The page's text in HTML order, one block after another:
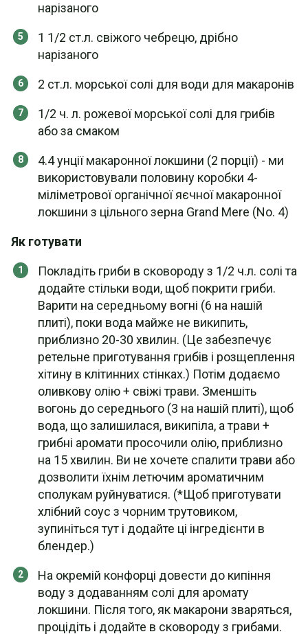
нарізаного
1 1/2 ст.л. свіжого чебрецю, дрібно
нарізаного
2 ст.л. морської солі для води для макаронів
1/2 ч. л. рожевої морської солі для грибів
або за смаком
4.4 унції макаронної локшини (2 порції) - ми
використовували половину коробки 4-
міліметрової органічної яєчної макаронної
локшини з цільного зерна Grand Mere (No. 4)
Як готувати
Покладіть гриби в сковороду з 1/2 ч.л. солі та
додайте стільки води, щоб покрити гриби.
Варити на середньому вогні (6 на нашій
плиті), поки вода майже не википить,
приблизно 20-30 хвилин. (Це забезпечує
ретельне приготування грибів і розщеплення
хітину в клітинних стінках.) Потім додаємо
оливкову олію + свіжі трави. Зменшіть
вогонь до середнього (3 на нашій плиті), щоб
вода, що залишилася, википіла, а трави +
грибні аромати просочили олію, приблизно
на 15 хвилин. Ви не хочете спалити трави або
дозволити їхнім летючим ароматичним
сполукам руйнуватися. (*Щоб приготувати
хлібний соус з чорним трутовиком,
зупиніться тут і додайте ці інгредієнти в
блендер.)
На окремій конфорці довести до кипіння
воду з додаванням солі для аромату
локшини. Після того, як макарони зваряться,
процідіть і додайте в сковороду з грибами.